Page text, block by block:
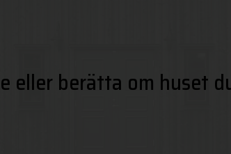
eller berätta om huset